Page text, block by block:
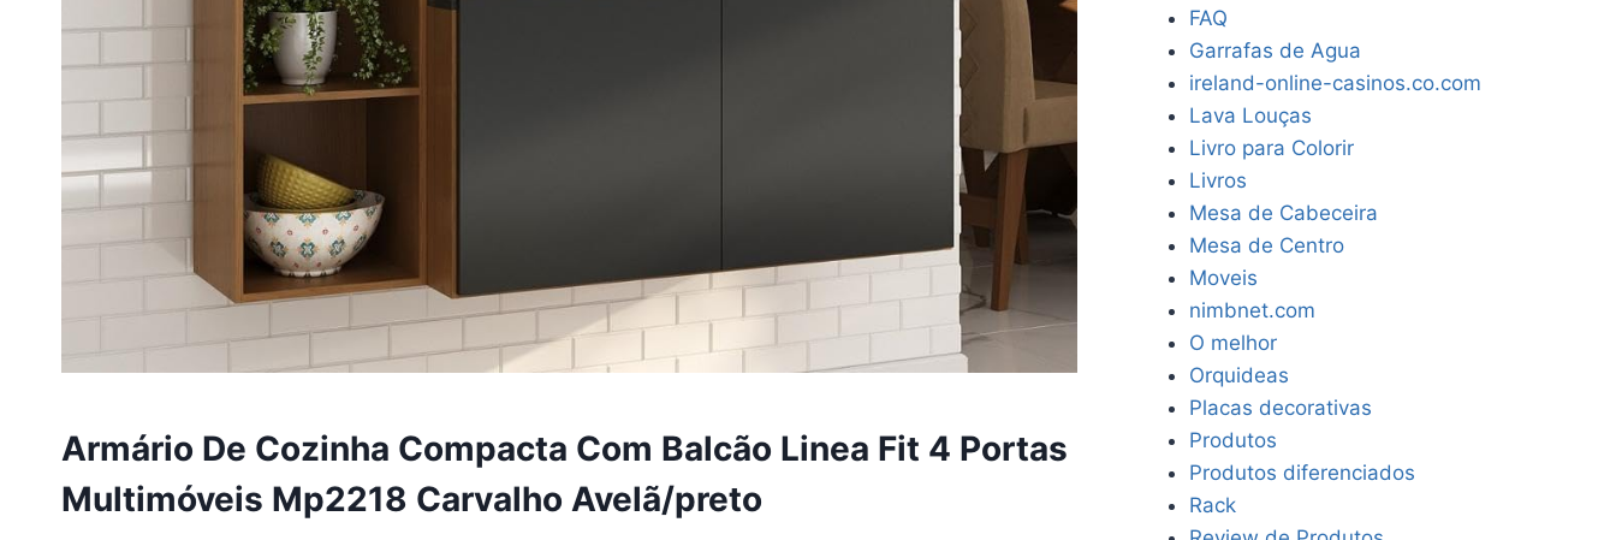
Armário De Cozinha Compacta Com Balcão Linea Fit 4 Portas
Multimóveis Mp2218 Carvalho Avelã/preto
FAQ
Garrafas de Agua
ireland-online-casinos.co.com
Lava Louças
Livro para Colorir
Livros
Mesa de Cabeceira
Mesa de Centro
Moveis
nimbnet.com
O melhor
Orquideas
Placas decorativas
Produtos
Produtos diferenciados
Rack